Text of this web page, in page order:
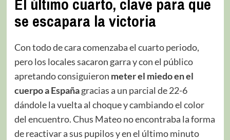
El último cuarto, clave para que
se escapara la victoria
Con todo de cara comenzaba el cuarto periodo,
pero los locales sacaron garra y con el público
apretando consiguieron meter el miedo en el
cuerpo a Españagracias a un parcial de 22-6
dándole la vuelta al choque y cambiando el color
del encuentro. Chus Mateo no encontraba la forma
de reactivar a sus pupilos y en el último minuto